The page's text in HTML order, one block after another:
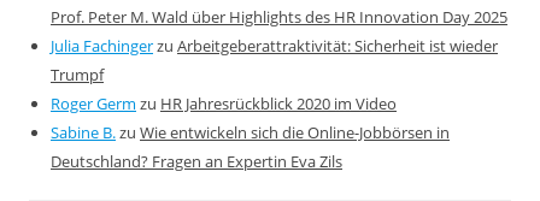
Prof. Peter M. Wald über Highlights des HR Innovation Day 2025
Julia Fachingerzu Arbeitgeberattraktivität: Sicherheit ist wieder
Trumpf
Roger Germ zu HR Jahresrückblick 2020 im Video
Sabine B.zu Wie entwickeln sich die Online-Jobbörsen in
Deutschland? Fragen an Expertin Eva Zils